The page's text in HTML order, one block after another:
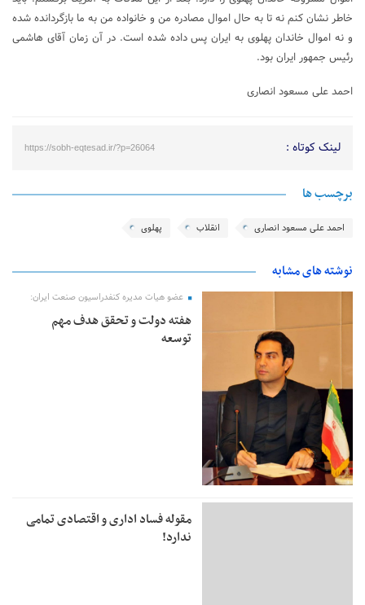
خاطر نشان کنم نه تا به حال اموال مصادره من و خانواده من به ما بازگردانده شده
و نه اموال خاندان پهلوی به ایران پس داده شده است. در آن زمان آقای هاشمی
رئیس جمهور ایران بود.
احمد علی مسعود انصاری
لینک کوتاه : https://sobh-eqtesad.ir/?p=26064
برچسب ها
احمد علی مسعود انصاری انقلاب پهلوی
نوشته های مشابه
عضو هیات مدیره کنفدراسیون صنعت ایران:
هفته دولت و تحقق هدف مهم
توسعه
مقوله فساد اداری و اقتصادی تمامی
ندارد!